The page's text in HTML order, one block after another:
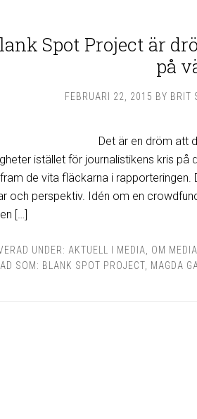
Spot Project är
på
FEBRUARI 22, 2015 BY BRIT
Det är en dröm att
istället för journalistikens kris
de vita fläckarna i
och perspektiv. Idén om en
[…]
UNDER: AKTUELL I MEDIA
OM MEDIA
SOM: BLANK SPOT PROJECT MAGDA